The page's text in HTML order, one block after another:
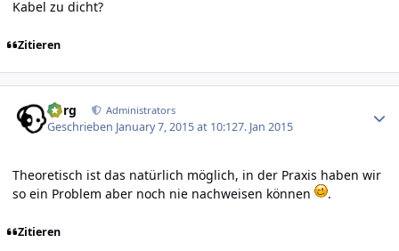
Kabel zu dicht?
Zitieren
borg Administrators
Geschrieben January 7, 2015 at 10:127. Jan 2015
Theoretisch ist das natürlich möglich, in der Praxis haben wir
so ein Problem aber noch nie nachweisen können
.
Zitieren